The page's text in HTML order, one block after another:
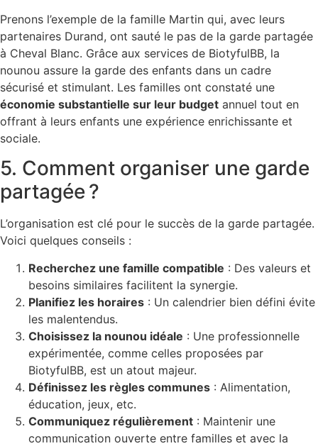
Prenons l’exemple de la famille Martin qui, avec leurs
partenaires Durand, ont sauté le pas de la garde partagée
à Cheval Blanc. Grâce aux services de BiotyfulBB, la
nounou assure la garde des enfants dans un cadre
sécurisé et stimulant. Les familles ont constaté une
économie substantielle sur leur budget annuel tout en
offrant à leurs enfants une expérience enrichissante et
sociale.
5. Comment organiser une garde
partagée ?
L’organisation est clé pour le succès de la garde partagée.
Voici quelques conseils :
Recherchez une famille compatible : Des valeurs et
besoins similaires facilitent la synergie.
Planifiez les horaires : Un calendrier bien défini évite
les malentendus.
Choisissez la nounou idéale : Une professionnelle
expérimentée, comme celles proposées par
BiotyfulBB, est un atout majeur.
Définissez les règles communes : Alimentation,
éducation, jeux, etc.
Communiquez régulièrement : Maintenir une
communication ouverte entre familles et avec la